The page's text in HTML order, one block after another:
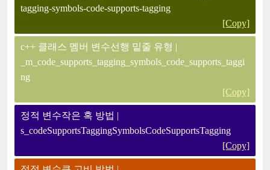
tagging-symbols-code-supports-tagging
[Copy]
c++ 클래스 멤버 변수선행 밑줄 유형 |
_m_code_supports_tagging_symbols_code_supports_taggi
ng
[Copy]
정적 변수작은 혹 방법 |
s_codeSupportsTaggingSymbolsCodeSupportsTagging
[Copy]